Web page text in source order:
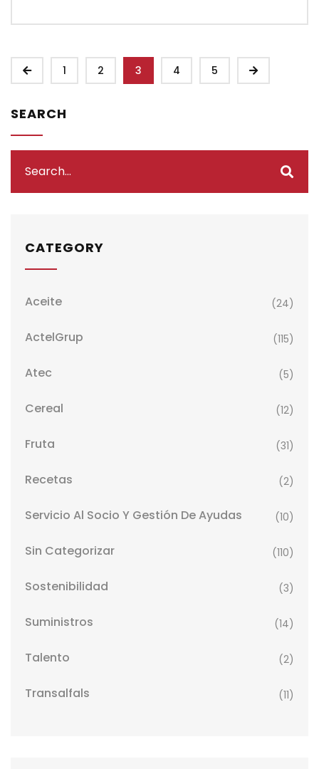
1 2 3 4 5
SEARCH
CATEGORY
Aceite (24)
ActelGrup (115)
Atec (5)
Cereal (12)
Fruta (31)
Recetas (2)
Servicio Al Socio Y Gestión De Ayudas (10)
Sin Categorizar (110)
Sostenibilidad (3)
Suministros (14)
Talento (2)
Transalfals (11)